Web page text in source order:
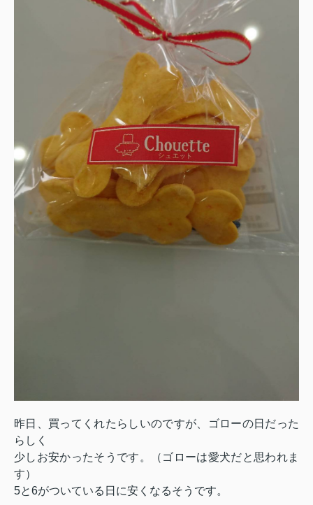
昨日、買ってくれたらしいのですが、ゴローの日だった
らしく
少しお安かったそうです。（ゴローは愛犬だと思われま
す）
5と6がついている日に安くなるそうです。